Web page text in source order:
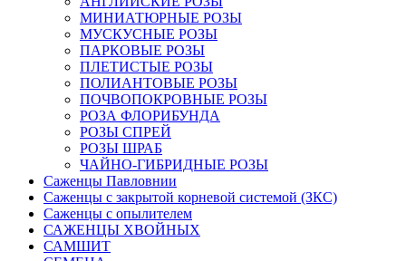
МИНИАТЮРНЫЕ РОЗЫ
МУСКУСНЫЕ РОЗЫ
ПАРКОВЫЕ РОЗЫ
ПЛЕТИСТЫЕ РОЗЫ
ПОЛИАНТОВЫЕ РОЗЫ
ПОЧВОПОКРОВНЫЕ РОЗЫ
РОЗА ФЛОРИБУНДА
РОЗЫ СПРЕЙ
РОЗЫ ШРАБ
ЧАЙНО-ГИБРИДНЫЕ РОЗЫ
Саженцы Павловнии
Саженцы с закрытой корневой системой (ЗКС)
Саженцы с опылителем
САЖЕНЦЫ ХВОЙНЫХ
САМШИТ